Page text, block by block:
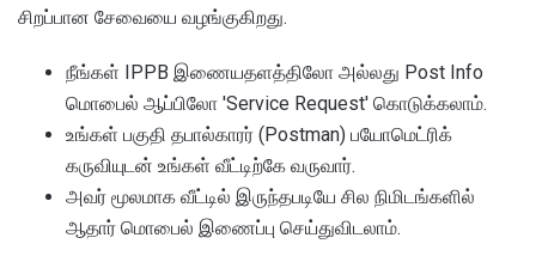
சிறப்பான சேவையை வழங்குகிறது.
நீங்கள் IPPB இணையதளத்திலோ அல்லது Post Info
மொபைல் ஆப்பிலோ 'Service Request' கொடுக்கலாம்.
உங்கள் பகுதி தபால்காரர் (Postman) பயோமெட்ரிக்
கருவியுடன் உங்கள் வீட்டிற்கே வருவார்.
அவர் மூலமாக வீட்டில் இருந்தபடியே சில நிமிடங்களில்
ஆதார் மொபைல் இணைப்பு செய்துவிடலாம்.